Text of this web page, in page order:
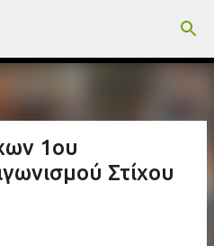
περιεχόμενο
1ου
Στίχου